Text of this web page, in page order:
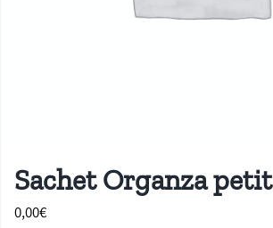
Sachet Organza petit
0,00€